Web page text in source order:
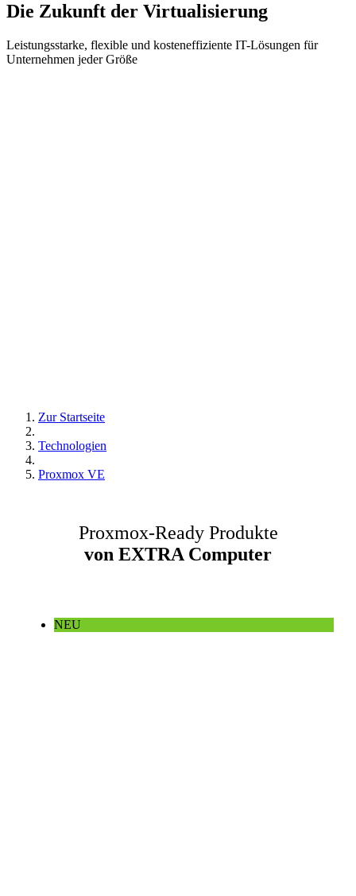
Die Zukunft der Virtualisierung
Leistungsstarke, flexible und kosteneffiziente IT-Lösungen für
Unternehmen jeder Größe
Zur Startseite
Technologien
Proxmox VE
Proxmox-Ready Produkte
von EXTRA Computer
NEU